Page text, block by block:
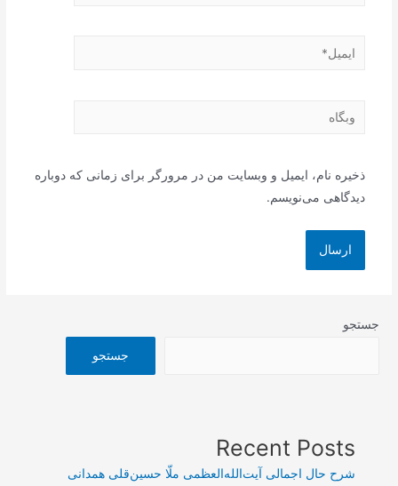
ایمیل*
وبگاه
ذخیره نام، ایمیل و وبسایت من در مرورگر برای زمانی که دوباره
دیدگاهی می‌نویسم.
جستجو
جستجو
Recent Posts
شرح حال اجمالی آیت‌الله‌العظمی ملّا حسین‌قلی همدانی